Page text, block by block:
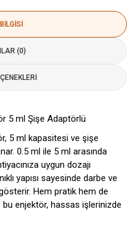
(0)
5 ml Şişe Adaptörlü
5 ml kapasitesi ve şişe
0.5 ml ile 5 ml arasında
uygun dozajı
yapısı sayesinde darbe ve
Hem pratik hem de
bu enjektör, hassas işlerinizde